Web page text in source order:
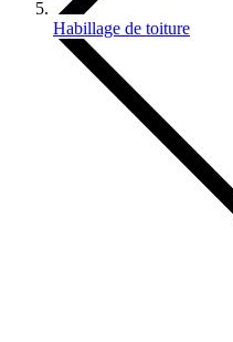
Habillage de toiture